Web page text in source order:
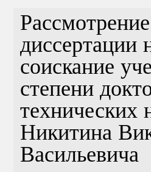
Рассмотрение
диссертации
соискание
степени
технических
Никитина
Васильевича